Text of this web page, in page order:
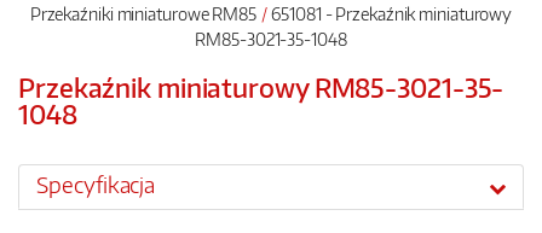
Przekaźniki miniaturowe RM85
651081 - Przekaźnik miniaturowy
RM85-3021-35-1048
Przekaźnik miniaturowy RM85-3021-35-
1048
Specyfikacja